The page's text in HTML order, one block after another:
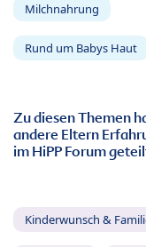
Milchnahrung
Rund um Babys Haut
Zu diesen Themen
andere Eltern
im HiPP Forum
Kinderwunsch &